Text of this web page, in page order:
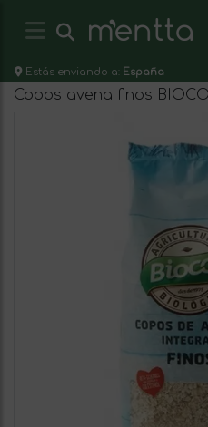
Estás enviando a: España
Copos avena finos